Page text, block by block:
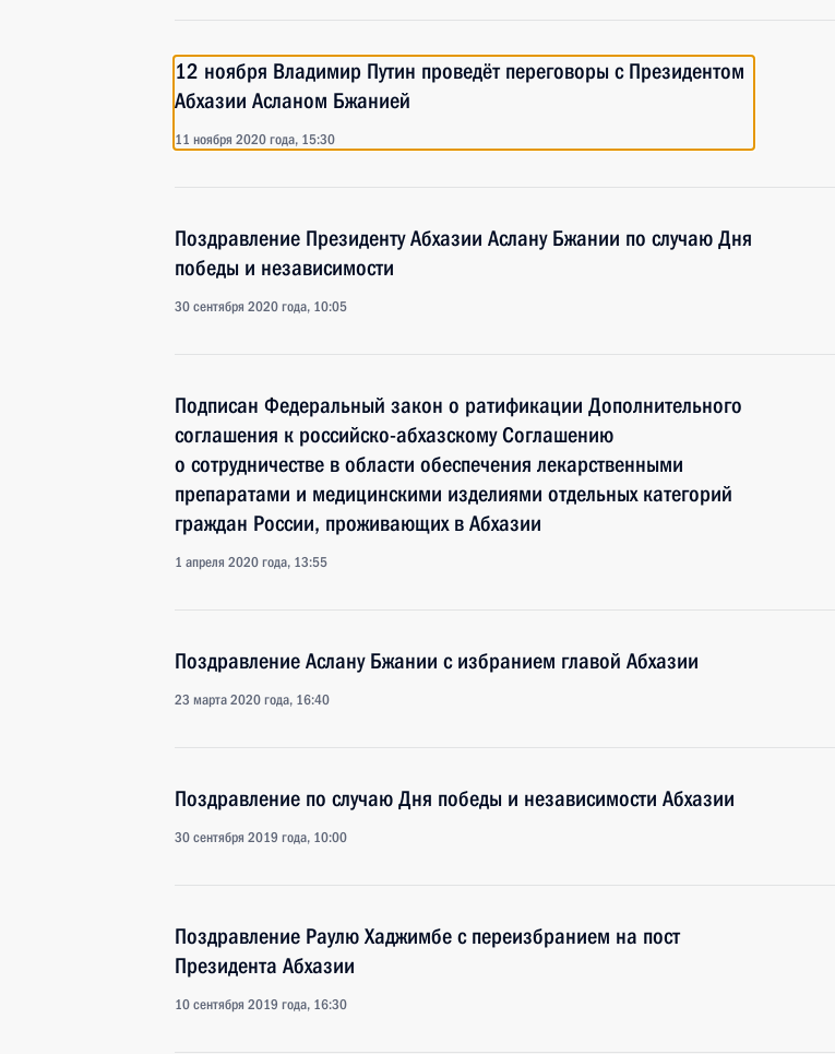
12 ноября Владимир Путин проведёт переговоры с Президентом
Абхазии Асланом Бжанией
11 ноября 2020 года, 15:30
Поздравление Президенту Абхазии Аслану Бжании по случаю Дня
победы и независимости
30 сентября 2020 года, 10:05
Подписан Федеральный закон о ратификации Дополнительного
соглашения к российско-абхазскому Соглашению
о сотрудничестве в области обеспечения лекарственными
препаратами и медицинскими изделиями отдельных категорий
граждан России, проживающих в Абхазии
1 апреля 2020 года, 13:55
Поздравление Аслану Бжании с избранием главой Абхазии
23 марта 2020 года, 16:40
Поздравление по случаю Дня победы и независимости Абхазии
30 сентября 2019 года, 10:00
Поздравление Раулю Хаджимбе с переизбранием на пост
Президента Абхазии
10 сентября 2019 года, 16:30